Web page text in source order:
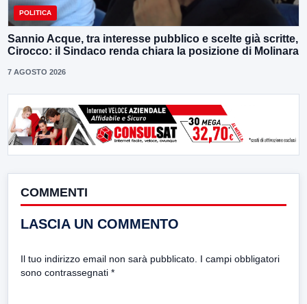
POLITICA
Sannio Acque, tra interesse pubblico e scelte già scritte,
Cirocco: il Sindaco renda chiara la posizione di Molinara
7 AGOSTO 2026
COMMENTI
LASCIA UN COMMENTO
Il tuo indirizzo email non sarà pubblicato. I campi obbligatori
sono contrassegnati *